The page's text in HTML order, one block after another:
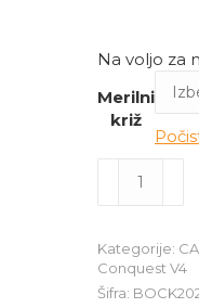
Na voljo za
Merilni
križ
Conquest
24x50
količina
Kategorije:
Conquest V4
Šifra: